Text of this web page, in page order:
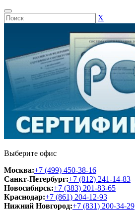
Х
Выберите офис
Москва:+7 (499) 450-38-16
Санкт-Петербург:+7 (812) 241-14-83
Новосибирск:+7 (383) 201-83-65
Краснодар:+7 (861) 204-12-93
Нижний Новгород:+7 (831) 200-34-29